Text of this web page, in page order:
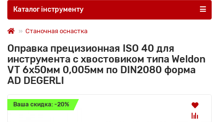
Каталог інструменту
Станочная оснастка
Оправка прецизионная ISO 40 для
инструмента с хвостовиком типа Weldon
VT 6x50мм 0,005мм по DIN2080 форма
AD DEGERLI
Ваша скидка: -20%